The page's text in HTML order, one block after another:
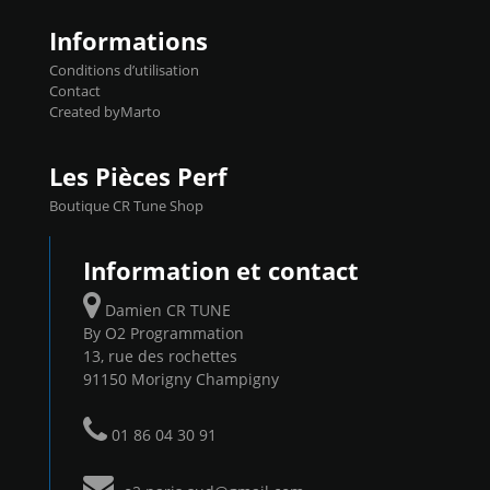
Informations
Conditions d’utilisation
Contact
Created byMarto
Les Pièces Perf
Boutique CR Tune Shop
Information et contact
Damien CR TUNE
By O2 Programmation
13, rue des rochettes
91150 Morigny Champigny
01 86 04 30 91